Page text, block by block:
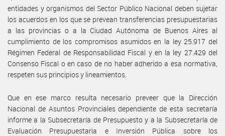
entidades y organismos del Sector Público Nacional deben sujetar
los acuerdos en los que se prevean transferencias presupuestarias
a las provincias o a la Ciudad Autónoma de Buenos Aires al
cumplimiento de los compromisos asumidos en la ley 25.917 del
Régimen Federal de Responsabilidad Fiscal y en la ley 27.429 del
Consenso Fiscal o en caso de no haber adherido a esa normativa,
respeten sus principios y lineamientos.
Que en ese marco resulta necesario preveer que la Dirección
Nacional de Asuntos Provinciales dependiente de esta secretaría
informe a la Subsecretaría de Presupuesto y a la Subsecretaría de
Evaluación Presupuestaria e Inversión Pública sobre los